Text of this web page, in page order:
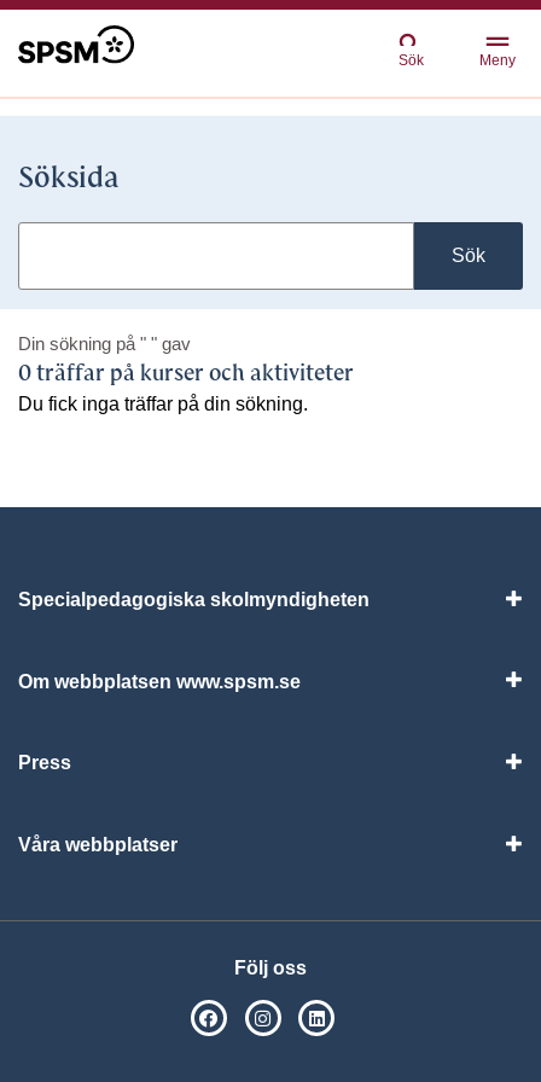
Sök Meny
Söksida
Sök
Din sökning på " " gav
0 träffar på kurser och aktiviteter
Du fick inga träffar på din sökning.
Specialpedagogiska skolmyndigheten
Om webbplatsen www.spsm.se
Press
Våra webbplatser
Följ oss
SPSM på Facebook
SPSM på Instagram